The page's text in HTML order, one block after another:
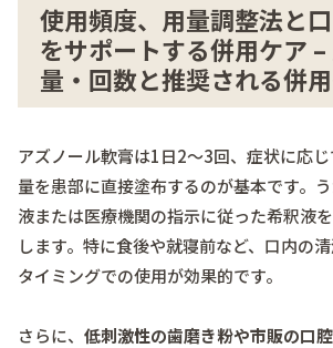
使用頻度、用量調整法と
をサポートする併用ケア
量・回数と推奨される併
アズノール軟膏は1日2〜3回、症状に応
量を患部に直接塗布するのが基本です。
液または医療機関の指示に従った希釈液
します。特に食後や就寝前など、口内の
タイミングでの使用が効果的です。
さらに、 低刺激性の歯磨き粉や市販の口